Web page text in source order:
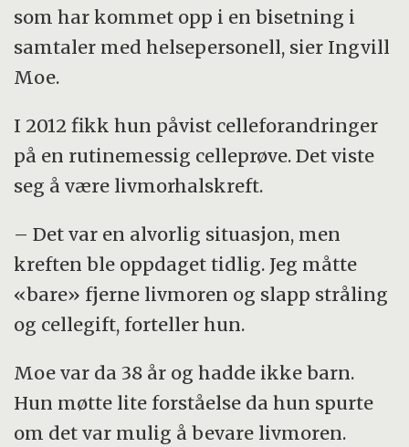
som har kommet opp i en bisetning i
samtaler med helsepersonell, sier Ingvill
Moe.
I 2012 fikk hun påvist celleforandringer
på en rutinemessig celleprøve. Det viste
seg å være livmorhalskreft.
– Det var en alvorlig situasjon, men
kreften ble oppdaget tidlig. Jeg måtte
«bare» fjerne livmoren og slapp stråling
og cellegift, forteller hun.
Moe var da 38 år og hadde ikke barn.
Hun møtte lite forståelse da hun spurte
om det var mulig å bevare livmoren.